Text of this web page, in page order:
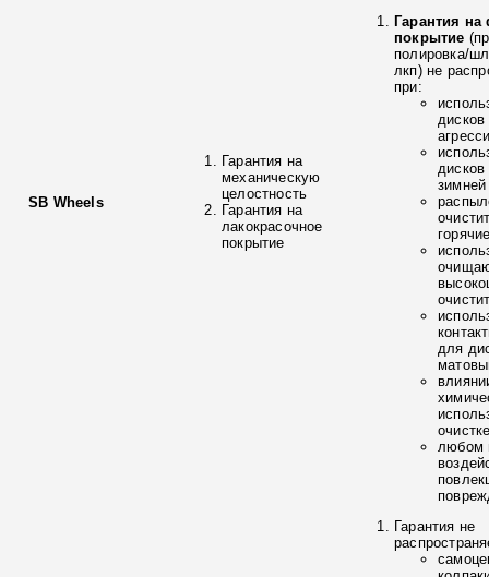
SB Wheels
Гарантия на
механическую
целостность
Гарантия на
лакокрасочное
покрытие
Гарантия
покрытие
полировка/
лкп) не
при:
зимней
для
любом
Гарантия не